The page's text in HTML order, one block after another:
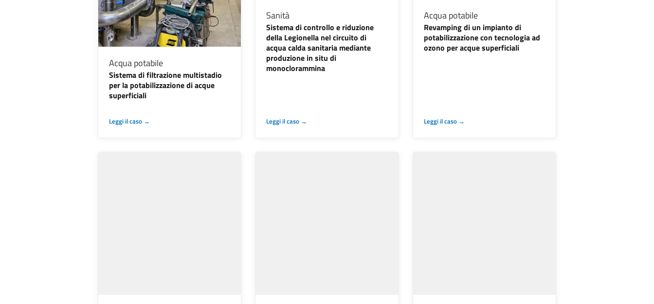
Acqua potabile
Sistema di filtrazione multistadio
per la potabilizzazione di acque
superficiali
Leggi il caso →
Sanità
Sistema di controllo e riduzione
della Legionella nel circuito di
acqua calda sanitaria mediante
produzione in situ di
monoclorammina
Leggi il caso →
Acqua potabile
Revamping di un impianto di
potabilizzazione con tecnologia ad
ozono per acque superficiali
Leggi il caso →